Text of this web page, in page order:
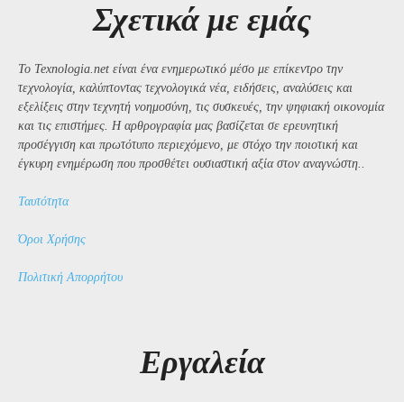
Σχετικά με εμάς
Το Texnologia.net είναι ένα ενημερωτικό μέσο με επίκεντρο την
τεχνολογία, καλύπτοντας τεχνολογικά νέα, ειδήσεις, αναλύσεις και
εξελίξεις στην τεχνητή νοημοσύνη, τις συσκευές, την ψηφιακή οικονομία
και τις επιστήμες. Η αρθρογραφία μας βασίζεται σε ερευνητική
προσέγγιση και πρωτότυπο περιεχόμενο, με στόχο την ποιοτική και
έγκυρη ενημέρωση που προσθέτει ουσιαστική αξία στον αναγνώστη..
Ταυτότητα
Όροι Χρήσης
Πολιτική Απορρήτου
Εργαλεία